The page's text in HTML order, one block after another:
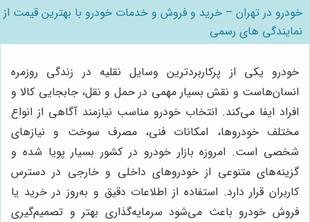
خودرو در تهران – خرید و فروش و خدمات خودرو با بهترین قیمت از
نمایندگی های رسمی
خودرو یکی از پرکاربردترین وسایل نقلیه در زندگی روزمره
انسان‌هاست و نقش بسیار مهمی در حمل و نقل، جابجایی کالا و
افراد ایفا می‌کند. انتخاب خودرو مناسب نیازمند آگاهی از انواع
مختلف خودروها، امکانات فنی، مصرف سوخت و نیازهای
شخصی است. امروزه بازار خودرو در کشور بسیار پویا شده و
گزینه‌های متنوعی از خودروهای داخلی و خارجی در دسترس
کاربران قرار دارد. استفاده از اطلاعات دقیق و به‌روز در خرید یا
فروش خودرو باعث می‌شود سرمایه‌گذاری بهتر و تصمیم‌گیری